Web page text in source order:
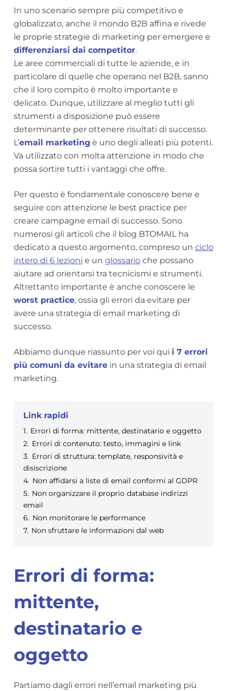
In uno scenario sempre più competitivo e
globalizzato, anche il mondo B2B affina e rivede
le proprie strategie di marketing per emergere e
differenziarsi dai competitor.
Le aree commerciali di tutte le aziende, e in
particolare di quelle che operano nel B2B, sanno
che il loro compito è molto importante e
delicato. Dunque, utilizzare al meglio tutti gli
strumenti a disposizione può essere
determinante per ottenere risultati di successo.
L’email marketing è uno degli alleati più potenti.
Va utilizzato con molta attenzione in modo che
possa sortire tutti i vantaggi che offre.
Per questo è fondamentale conoscere bene e
seguire con attenzione le best practice per
creare campagne email di successo. Sono
numerosi gli articoli che il blog BTOMAIL ha
dedicato a questo argomento, compreso un ciclo
intero di 6 lezioni e un glossarioche possano
aiutare ad orientarsi tra tecnicismi e strumenti.
Altrettanto importante è anche conoscere le
worst practice, ossia gli errori da evitare per
avere una strategia di email marketing di
successo.
Abbiamo dunque riassunto per voi qui i 7 errori
più comuni da evitarein una strategia di email
marketing.
Link rapidi
1. Errori di forma: mittente, destinatario e oggetto
2. Errori di contenuto: testo, immagini e link
3. Errori di struttura: template, responsività e
disiscrizione
4. Non affidarsi a liste di email conformi al GDPR
5. Non organizzare il proprio database indirizzi
email
6. Non monitorare le performance
7. Non sfruttare le informazioni dal web
Errori di forma:
mittente,
destinatario e
oggetto
Partiamo dagli errori nell’email marketing più